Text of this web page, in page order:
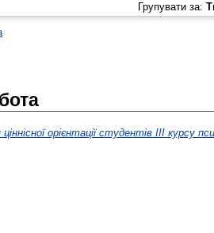
Групувати за:
орієнтації студентів ІІІ курсу